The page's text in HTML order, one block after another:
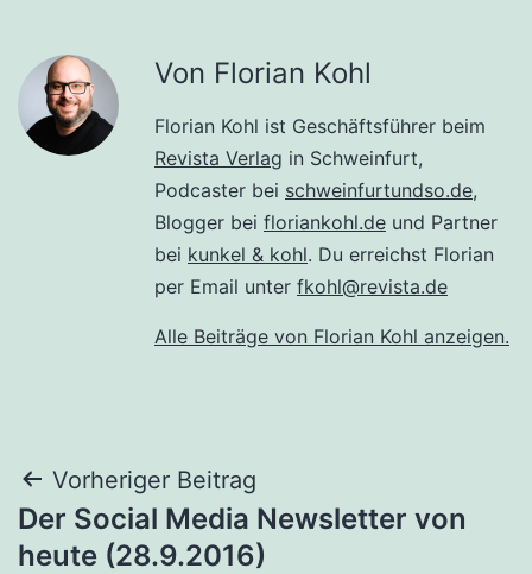
Von Florian Kohl
Florian Kohl ist Geschäftsführer beim
Revista Verlag in Schweinfurt,
Podcaster bei schweinfurtundso.de,
Blogger bei floriankohl.de und Partner
bei kunkel & kohl. Du erreichst Florian
per Email unter fkohl@revista.de
Alle Beiträge von Florian Kohl anzeigen.
Beitragsnavigation
Vorheriger Beitrag
Der Social Media Newsletter von
heute (28.9.2016)